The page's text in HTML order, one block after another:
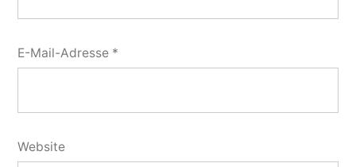
E-Mail-Adresse *
Website